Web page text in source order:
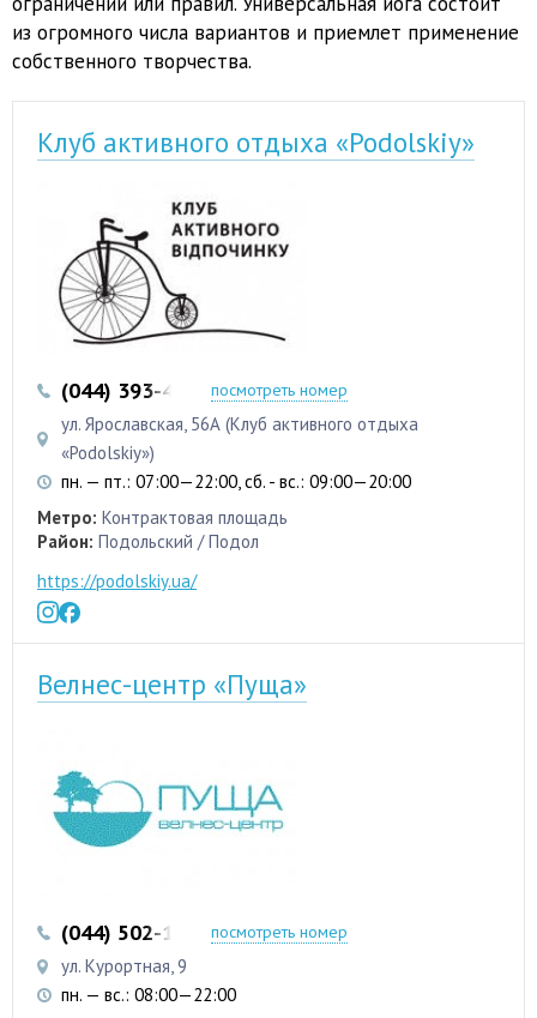
из огромного числа вариантов и приемлет применение
собственного творчества.
Клуб активного отдыха «Podolskiy»
(044) 393-43-43 (044) 392-14-64
посмотреть номер
ул. Ярославская, 56А (Клуб активного отдыха
«Podolskiy»)
пн. — пт.: 07:00—22:00, сб. - вс.: 09:00—20:00
Метро: Контрактовая площадь
Район: Подольский / Подол
https://podolskiy.ua/
Велнес-центр «Пуща»
(044) 502-12-22 (044) 502-84-27
посмотреть номер
ул. Курортная, 9
пн. — вс.: 08:00—22:00